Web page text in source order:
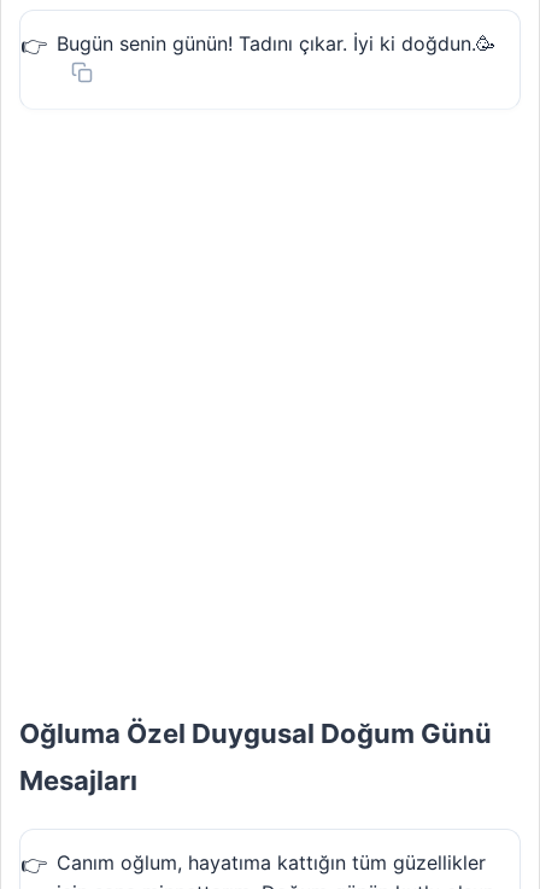
Bugün senin günün! Tadını çıkar. İyi ki doğdun.🥳
Oğluma Özel Duygusal Doğum Günü
Mesajları
Canım oğlum, hayatıma kattığın tüm güzellikler